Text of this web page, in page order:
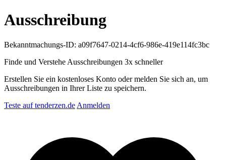
Ausschreibung
Bekanntmachungs-ID: a09f7647-0214-4cf6-986e-419e114fc3bc
Finde und Verstehe Ausschreibungen 3x schneller
Erstellen Sie ein kostenloses Konto oder melden Sie sich an, um
Ausschreibungen in Ihrer Liste zu speichern.
Teste auf tenderzen.de Anmelden